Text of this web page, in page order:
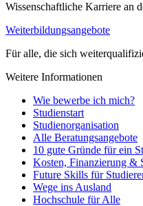
Wissenschaftliche Karriere an
Weiterbildungsangebote
Für alle, die sich
Weitere Informationen
Wie bewerbe ich mich?
Studienstart
Studienorganisation
Alle Beratungsangebote
10 gute Gründe für ein
Kosten, Finanzierung &
Future Skills für
Wege ins Ausland
Hochschule für Alle